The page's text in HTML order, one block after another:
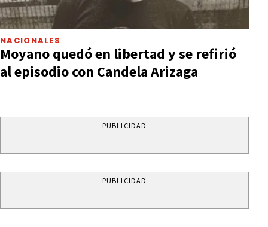
NACIONALES
Moyano quedó en libertad y se refirió
al episodio con Candela Arizaga
PUBLICIDAD
PUBLICIDAD